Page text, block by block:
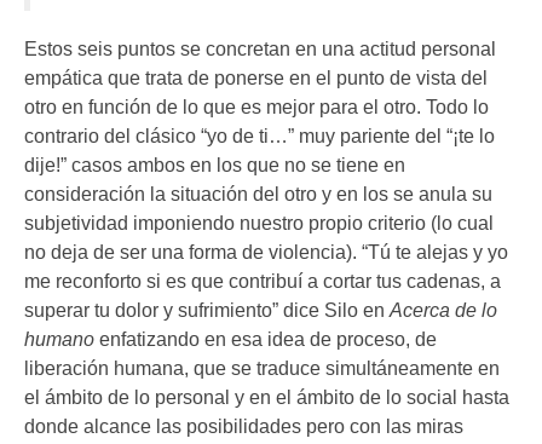
Estos seis puntos se concretan en una actitud personal
empática que trata de ponerse en el punto de vista del
otro en función de lo que es mejor para el otro. Todo lo
contrario del clásico “yo de ti…” muy pariente del “¡te lo
dije!” casos ambos en los que no se tiene en
consideración la situación del otro y en los se anula su
subjetividad imponiendo nuestro propio criterio (lo cual
no deja de ser una forma de violencia). “Tú te alejas y yo
me reconforto si es que contribuí a cortar tus cadenas, a
superar tu dolor y sufrimiento” dice Silo en Acerca de lo
humano enfatizando en esa idea de proceso, de
liberación humana, que se traduce simultáneamente en
el ámbito de lo personal y en el ámbito de lo social hasta
donde alcance las posibilidades pero con las miras